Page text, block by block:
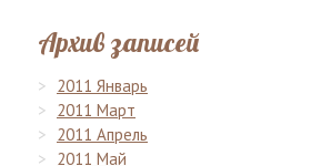
Архив записей
2011 Январь
2011 Март
2011 Апрель
2011 Май